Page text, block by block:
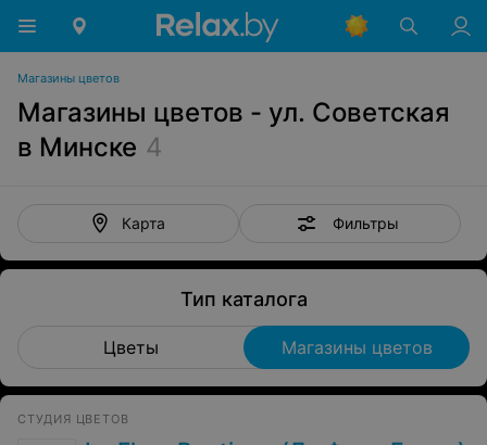
Магазины цветов
Магазины цветов - ул. Советская
в Минске 4
Карта Фильтры
Тип каталога
Цветы Магазины цветов
СТУДИЯ ЦВЕТОВ